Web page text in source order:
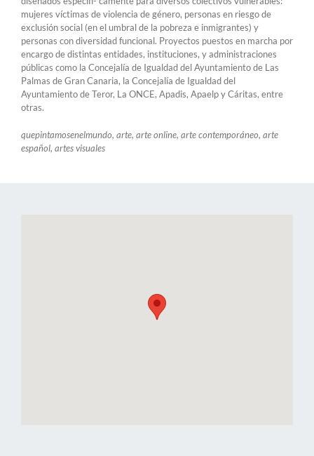
mujeres víctimas de violencia de género, personas en riesgo de
exclusión social (en el umbral de la pobreza e inmigrantes) y
personas con diversidad funcional. Proyectos puestos en marcha por
encargo de distintas entidades, instituciones, y administraciones
públicas como la Concejalía de Igualdad del Ayuntamiento de Las
Palmas de Gran Canaria, la Concejalía de Igualdad del
Ayuntamiento de Teror, La ONCE, Apadis, Apaelp y Cáritas, entre
otras.
quepintamosenelmundo, arte, arte online, arte contemporáneo, arte
español, artes visuales